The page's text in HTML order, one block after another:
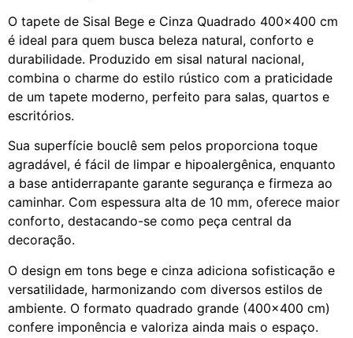
O tapete de Sisal Bege e Cinza Quadrado 400×400 cm
é ideal para quem busca beleza natural, conforto e
durabilidade. Produzido em sisal natural nacional,
combina o charme do estilo rústico com a praticidade
de um tapete moderno, perfeito para salas, quartos e
escritórios.
Sua superfície bouclê sem pelos proporciona toque
agradável, é fácil de limpar e hipoalergênica, enquanto
a base antiderrapante garante segurança e firmeza ao
caminhar. Com espessura alta de 10 mm, oferece maior
conforto, destacando-se como peça central da
decoração.
O design em tons bege e cinza adiciona sofisticação e
versatilidade, harmonizando com diversos estilos de
ambiente. O formato quadrado grande (400×400 cm)
confere imponência e valoriza ainda mais o espaço.